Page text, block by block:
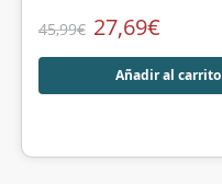
45,99€ 27,69€
Añadir al carrito